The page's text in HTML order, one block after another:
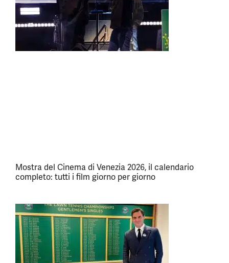
Mostra del Cinema di Venezia 2026, il calendario
completo: tutti i film giorno per giorno